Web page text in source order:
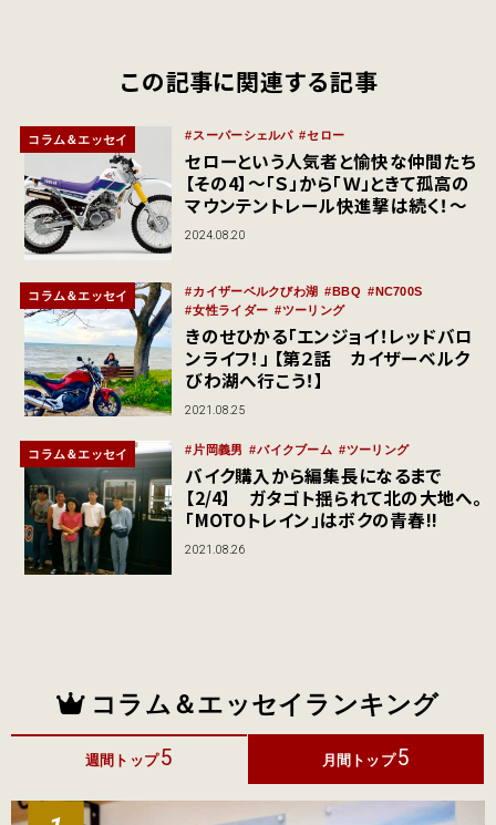
この記事に関連する記事
コラム＆エッセイ スーパーシェルパ セロー
セローという人気者と愉快な仲間たち
【その4】～「Ｓ」から「Ｗ」ときて孤高の
マウンテントレール快進撃は続く！～
2024.08.20
コラム＆エッセイ カイザーベルクびわ湖 BBQ
NC700S
女性ライダー
ツーリング
きのせひかる「エンジョイ！レッドバロ
ンライフ！」 【第２話 カイザーベルク
びわ湖へ行こう！】
2021.08.25
コラム＆エッセイ 片岡義男 バイクブーム ツーリング
バイク購入から編集長になるまで
【2/4】 ガタゴト揺られて北の大地へ。
「MOTOトレイン」はボクの青春!!
2021.08.26
コラム＆エッセイランキング
週間トップ5 月間トップ 5